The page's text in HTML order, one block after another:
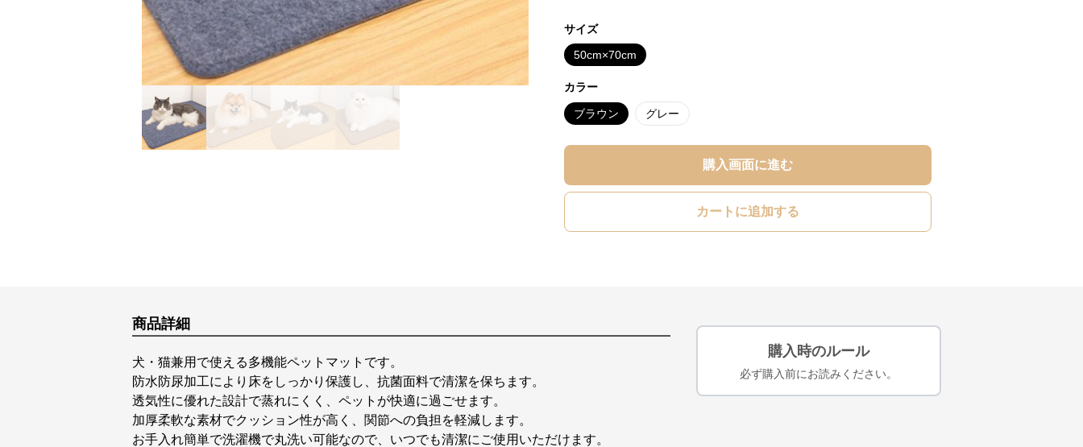
サイズ
50cm×70cm
カラー
ブラウン グレー
購入画面に進む
カートに追加する
商品詳細
犬・猫兼用で使える多機能ペットマットです。
防水防尿加工により床をしっかり保護し、抗菌面料で清潔を保ちます。
透気性に優れた設計で蒸れにくく、ペットが快適に過ごせます。
加厚柔軟な素材でクッション性が高く、関節への負担を軽減します。
お手入れ簡単で洗濯機で丸洗い可能なので、いつでも清潔にご使用いただけます。
購入時のルール
必ず購入前にお読みください。